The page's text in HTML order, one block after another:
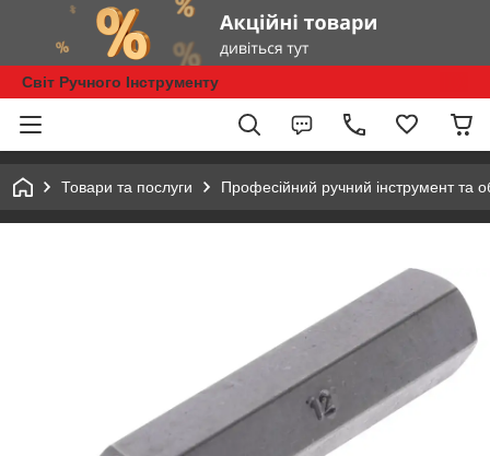
Світ Ручного Інструменту
Товари та послуги Професійний ручний інструмент та